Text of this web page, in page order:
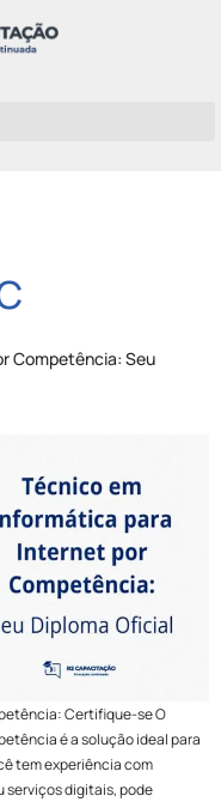
Competência: Seu
Certifique-se O
é a solução ideal para
tem experiência com
serviços digitais, pode